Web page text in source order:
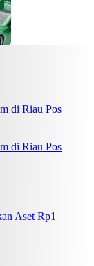
di Riau Pos
Aset Rp1